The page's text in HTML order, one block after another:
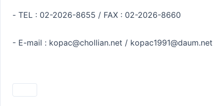
- TEL : 02-2026-8655 / FAX : 02-2026-8660
- E-mail : kopac@chollian.net / kopac1991@daum.net